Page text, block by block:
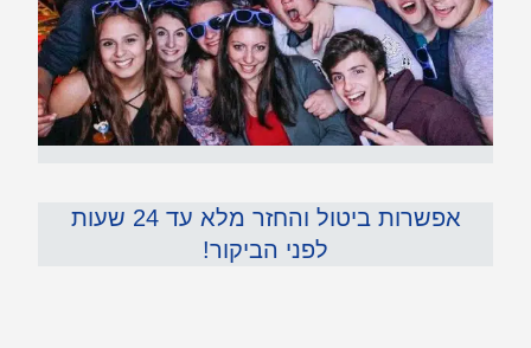
אפשרות ביטול והחזר מלא עד 24 שעות
לפני הביקור!